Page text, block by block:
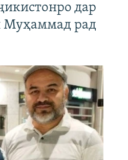
дар
Муҳаммад рад